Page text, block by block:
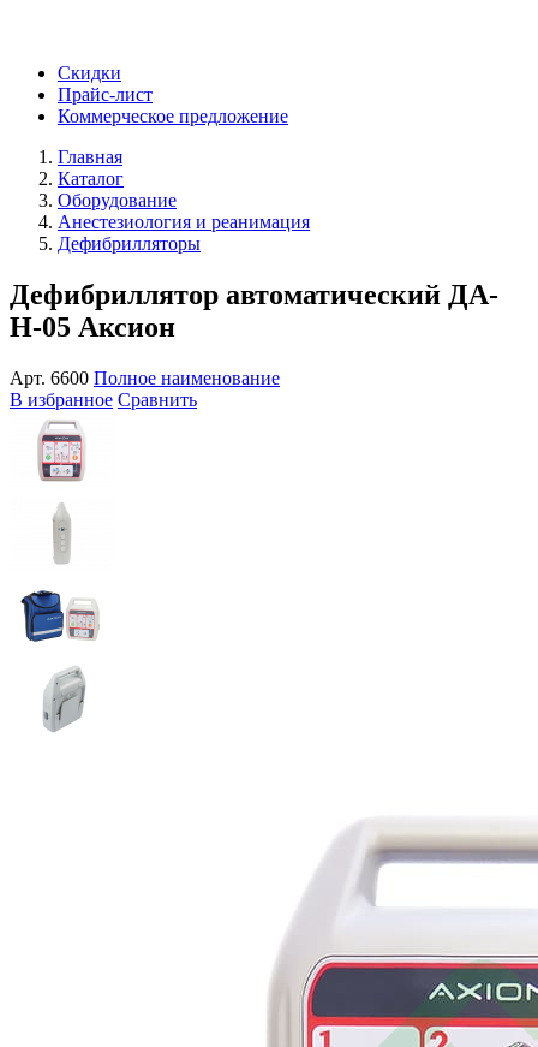
Скидки
Прайс-лист
Коммерческое предложение
Главная
Каталог
Оборудование
Анестезиология и реанимация
Дефибрилляторы
Дефибриллятор автоматический ДА-
Н-05 Аксион
Арт. 6600 Полное наименование
В избранное Сравнить